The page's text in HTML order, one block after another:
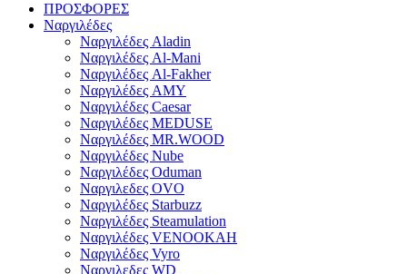
ΠΡΟΣΦΟΡΕΣ
Ναργιλέδες
Ναργιλέδες Aladin
Ναργιλέδες Al-Mani
Ναργιλέδες Al-Fakher
Ναργιλέδες AΜΥ
Ναργιλέδες Caesar
Ναργιλέδες MEDUSE
Ναργιλέδες MR.WOOD
Ναργιλέδες Nube
Ναργιλέδες Oduman
Ναργιλεδες OVO
Ναργιλέδες Starbuzz
Ναργιλέδες Steamulation
Ναργιλέδες VENOOKAH
Ναργιλέδες Vyro
Ναργιλεδες WD